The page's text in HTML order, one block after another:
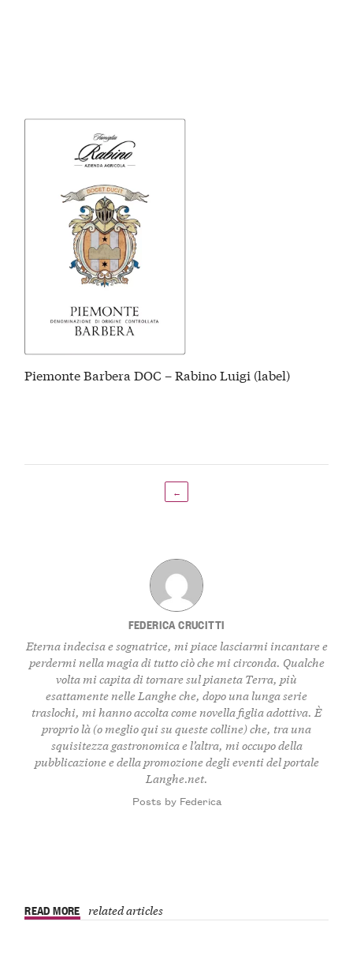
Piemonte Barbera DOC – Rabino Luigi (label)
←
FEDERICA CRUCITTI
Eterna indecisa e sognatrice, mi piace lasciarmi incantare e
perdermi nella magia di tutto ciò che mi circonda. Qualche
volta mi capita di tornare sul pianeta Terra, più
esattamente nelle Langhe che, dopo una lunga serie
traslochi, mi hanno accolta come novella figlia adottiva. È
proprio là (o meglio qui su queste colline) che, tra una
squisitezza gastronomica e l’altra, mi occupo della
pubblicazione e della promozione degli eventi del portale
Langhe.net.
Posts by Federica
READ MORE related articles